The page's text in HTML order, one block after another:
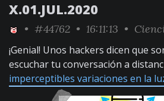
X.01.JUL.2020
• #44762 • 16:11:13 •
¡Genial! Unos hackers dicen que
escuchar tu conversación a
imperceptibles variaciones en la